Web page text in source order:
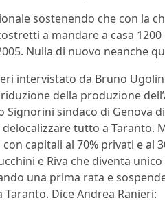
sostenendo che con la
a mandare a casa
Nulla di nuovo neanche
intervistato da Bruno
della produzione
sindaco di Genova
tutto a Taranto.
capitali al 70% privati e al
e Riva che diventa
una prima rata e
Dice Andrea Ranieri: